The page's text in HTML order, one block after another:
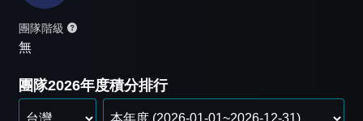
團隊階級
無
團隊2026年度積分排行